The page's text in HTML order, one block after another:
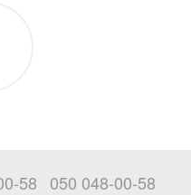
58 050 048-00-58